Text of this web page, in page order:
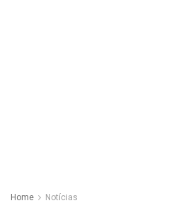
Home Notícias